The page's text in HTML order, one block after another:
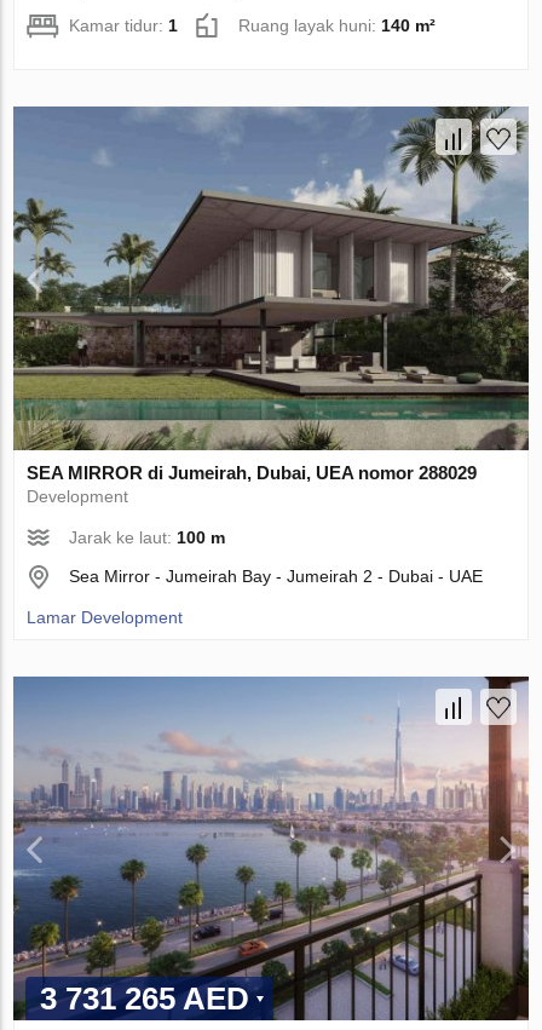
Kamar tidur:1 Ruang layak huni:140 m²
SEA MIRROR di Jumeirah, Dubai, UEA nomor 288029
Development
Jarak ke laut: 100 m
Sea Mirror - Jumeirah Bay - Jumeirah 2 - Dubai - UAE
Lamar Development
3 731 265 AED